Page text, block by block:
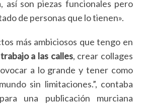
así son piezas funcionales pero
de personas que lo tienen».
más ambiciosos que tengo en
a las calles, crear collages
a lo grande y tener como
sin limitaciones.”, contaba
una publicación murciana